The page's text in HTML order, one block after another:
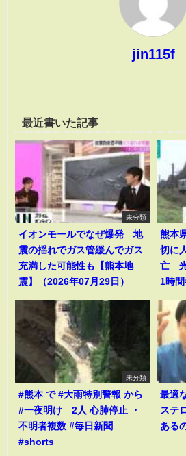
jin115f
最近書いた記事
未分類
イオンモールでなぜ爆発 地
震の揺れでガス管緩んでガス
充満した可能性も【熊本地
震】（2026年07月29日）
熊本
切に
亡 光
1時
未分類
#熊本 で #大雨特別警報 から
#一夜明け 2人 心肺停止 ・
不明者複数 #毎日新聞
#shorts
最適
ステ
ある